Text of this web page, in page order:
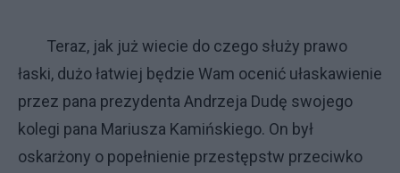
Teraz, jak już wiecie do czego służy prawo
łaski, dużo łatwiej będzie Wam ocenić ułaskawienie
przez pana prezydenta Andrzeja Dudę swojego
kolegi pana Mariusza Kamińskiego. On był
oskarżony o popełnienie przestępstw przeciwko